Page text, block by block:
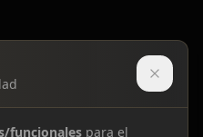
funcionales para el